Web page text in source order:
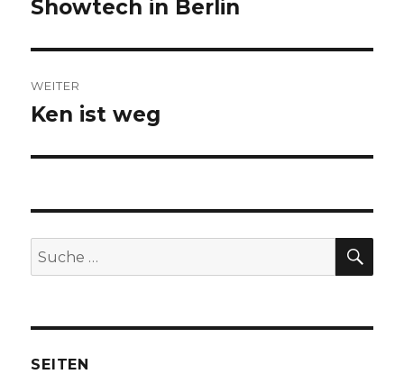
Vorheriger
Showtech in Berlin
WEITER
Nächster
Ken ist weg
Suche
nach:
SEITEN